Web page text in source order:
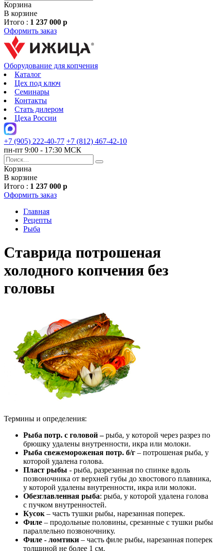
Корзина
В корзине
Итого : 1 237 000 р
Оформить заказ
Оборудование для копчения
Каталог
Цех под ключ
Семинары
Контакты
Стать дилером
Цеха России
+7 (905) 222-40-77 +7 (812) 467-42-10
пн-пт 9:00 - 17:30 МСК
Корзина
В корзине
Итого : 1 237 000 р
Оформить заказ
Главная
Рецепты
Рыба
Ставрида потрошеная
холодного копчения без
головы
Термины и определения:
Рыба потр. с головой –рыба, у которой через разрез по
брюшку удалены внутренности, икра или молоки.
Рыба свежемороженая потр. б/г – потрошеная рыба, у
которой удалена голова.
Пласт рыбы - рыба, разрезанная по спинке вдоль
позвоночника от верхней губы до хвостового плавника,
у которой удалены внутренности, икра или молоки.
Обезглавленная рыба: рыба, у которой удалена голова
с пучком внутренностей.
Кусок – часть тушки рыбы, нарезанная поперек.
Филе – продольные половины, срезанные с тушки рыбы
параллельно позвоночнику.
Филе - ломтики – часть филе рыбы, нарезанная поперек
толщиной не более 1 см.